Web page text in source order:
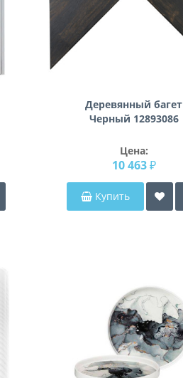
Деревянный багет
Черный 12893086
Цена:
10 463 ₽
Купить